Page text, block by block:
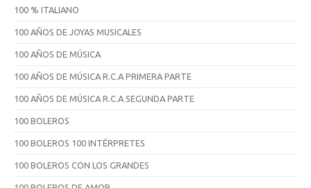
100 % ITALIANO
100 AÑOS DE JOYAS MUSICALES
100 AÑOS DE MÚSICA
100 AÑOS DE MÚSICA R.C.A PRIMERA PARTE
100 AÑOS DE MÚSICA R.C.A SEGUNDA PARTE
100 BOLEROS
100 BOLEROS 100 INTÉRPRETES
100 BOLEROS CON LOS GRANDES